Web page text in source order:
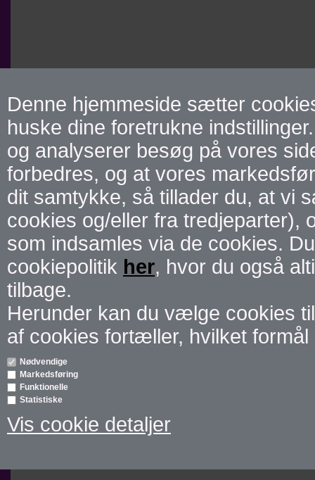
Denne hjemmeside sætter
huske dine foretrukne
og analyserer besøg på vores
forbedres, og at vores
dit samtykke, så tillader du, at vi
cookies og/eller fra tredjeparter),
som indsamles via de cookies.
cookiepolitik her, hvor du også
tilbage.
Herunder kan du vælge cookies
af cookies fortæller, hvilket formål
Nødvendige
Markedsføring
Funktionelle
Statistiske
Vis cookie detaljer